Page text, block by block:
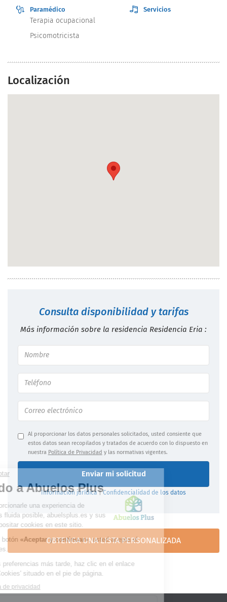
Paramédico
Terapia ocupacional
Psicomotricista
Servicios
Localización
Consulta disponibilidad y tarifas
Más información sobre la residencia Residencia Eria :
Al proporcionar los datos personales solicitados, usted consiente que
estos datos sean recopilados y tratados de acuerdo con lo dispuesto en
nuestra Política de Privacidad y las normativas vigentes.
Enviar mi solicitud
Información jurídica|Confidencialidad de los datos
OBTENGA UNA LISTA PERSONALIZADA